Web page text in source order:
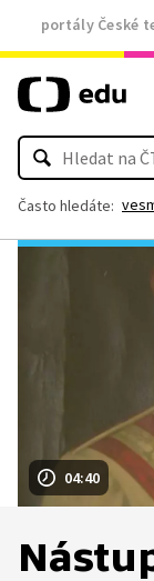
portály České
Často hledáte:
04:40